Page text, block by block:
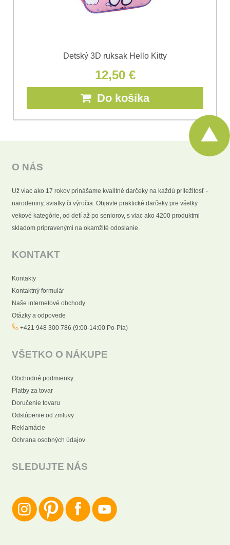
Detský 3D ruksak Hello Kitty
12,50 €
Do košíka
O NÁS
Už viac ako 17 rokov prinášame kvalitné darčeky na každú príležitosť -
narodeniny, sviatky či výročia. Objavte praktické darčeky pre všetky
vekové kategórie, od detí až po seniorov, s viac ako 4200 produktmi
skladom pripravenými na okamžité odoslanie.
KONTAKT
Kontakty
Kontaktný formulár
Naše internetové obchody
Otázky a odpovede
+421 948 300 786 (9:00-14:00 Po-Pia)
VŠETKO O NÁKUPE
Obchodné podmienky
Platby za tovar
Doručenie tovaru
Odstúpenie od zmluvy
Reklamácie
Ochrana osobných údajov
SLEDUJTE NÁS